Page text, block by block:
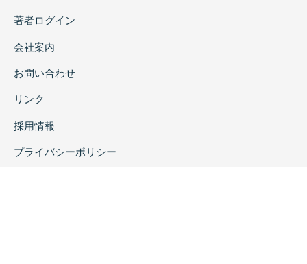
著者ログイン
会社案内
お問い合わせ
リンク
採用情報
プライバシーポリシー